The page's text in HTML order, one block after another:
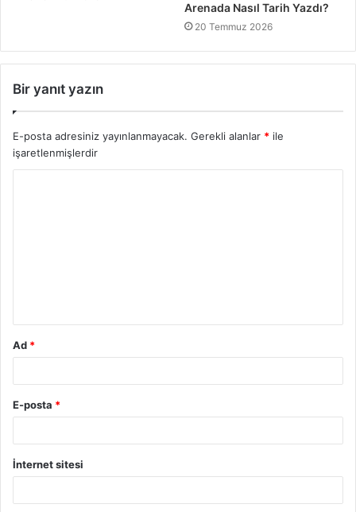
Arenada Nasıl Tarih Yazdı?
20 Temmuz 2026
Bir yanıt yazın
E-posta adresiniz yayınlanmayacak. Gerekli alanlar * ile
işaretlenmişlerdir
Ad *
E-posta *
İnternet sitesi